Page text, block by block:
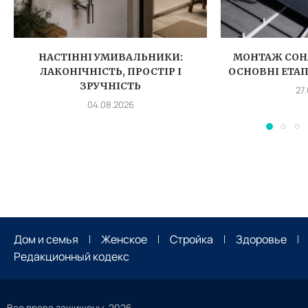
НАСТІННІ УМИВАЛЬНИКИ:
ЛАКОНІЧНІСТЬ, ПРОСТІР І
ЗРУЧНІСТЬ
04.08.2026
МОНТАЖ
ОСНОВНІ
Дом и семья Женское Стройка
Здоровье
Редакционный кодекс